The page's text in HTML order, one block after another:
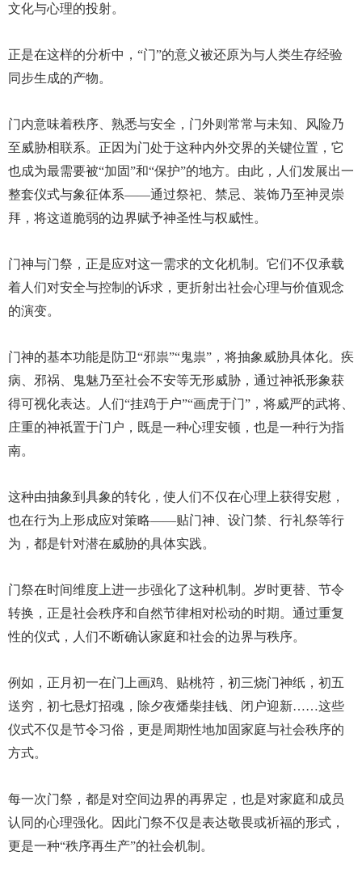
文化与心理的投射。
正是在这样的分析中，“门”的意义被还原为与人类生存经验
同步生成的产物。
门内意味着秩序、熟悉与安全，门外则常常与未知、风险乃
至威胁相联系。正因为门处于这种内外交界的关键位置，它
也成为最需要被“加固”和“保护”的地方。由此，人们发展出一
整套仪式与象征体系——通过祭祀、禁忌、装饰乃至神灵崇
拜，将这道脆弱的边界赋予神圣性与权威性。
门神与门祭，正是应对这一需求的文化机制。它们不仅承载
着人们对安全与控制的诉求，更折射出社会心理与价值观念
的演变。
门神的基本功能是防卫“邪祟”“鬼祟”，将抽象威胁具体化。疾
病、邪祸、鬼魅乃至社会不安等无形威胁，通过神祇形象获
得可视化表达。人们“挂鸡于户”“画虎于门”，将威严的武将、
庄重的神祇置于门户，既是一种心理安顿，也是一种行为指
南。
这种由抽象到具象的转化，使人们不仅在心理上获得安慰，
也在行为上形成应对策略——贴门神、设门禁、行礼祭等行
为，都是针对潜在威胁的具体实践。
门祭在时间维度上进一步强化了这种机制。岁时更替、节令
转换，正是社会秩序和自然节律相对松动的时期。通过重复
性的仪式，人们不断确认家庭和社会的边界与秩序。
例如，正月初一在门上画鸡、贴桃符，初三烧门神纸，初五
送穷，初七悬灯招魂，除夕夜燔柴挂钱、闭户迎新……这些
仪式不仅是节令习俗，更是周期性地加固家庭与社会秩序的
方式。
每一次门祭，都是对空间边界的再界定，也是对家庭和成员
认同的心理强化。因此门祭不仅是表达敬畏或祈福的形式，
更是一种“秩序再生产”的社会机制。